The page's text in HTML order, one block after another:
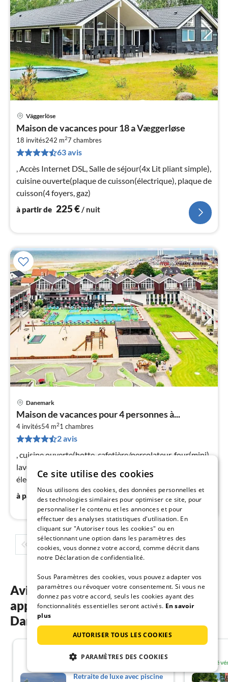
Väggerlöse
Maison de vacances pour 18 a Væggerløse
18 invités242 m27 chambres
63 avis
, Accès Internet DSL, Salle de séjour(4x Lit pliant simple),
cuisine ouverte(plaque de cuisson(électrique), plaque de
cuisson(4 foyers, gaz)
à partir de 225€/ nuit
Danemark
Maison de vacances pour 4 personnes à...
4 invités54 m21 chambres
2 avis
, cuisine ouverte(hotte, cafetière/percolateur, four(mini),
lave-vaisselle , réfrigérateur, plaques chauffantes
électriques), living/chambre à coucher(2x Lit pliant
simple)
à partir de 51€ / nuit
1 2 3 4 5 ...
Avis des clients sur nos
appartements de vacances au
Danemark
4.6
Retraite de luxe avec piscine
Invité
Ce site utilise des cookies
Nous utilisons des cookies, des données personnelles et
des technologies similaires pour optimiser ce site, pour
personnaliser le contenu et les annonces et pour
effectuer des analyses statistiques d'utilisation. En
cliquant sur "Autoriser tous les cookies" ou en
sélectionnant une option dans les paramètres des
cookies, vous donnez votre accord, comme décrit dans
notre Déclaration de confidentialité.
Sous Paramètres des cookies, vous pouvez adapter vos
paramètres ou révoquer votre consentement. Si vous ne
donnez pas votre accord, seuls les cookies ayant des
fonctionnalités essentielles seront activés. En savoir
plus
AUTORISER TOUS LES COOKIES
PARAMÈTRES DES COOKIES